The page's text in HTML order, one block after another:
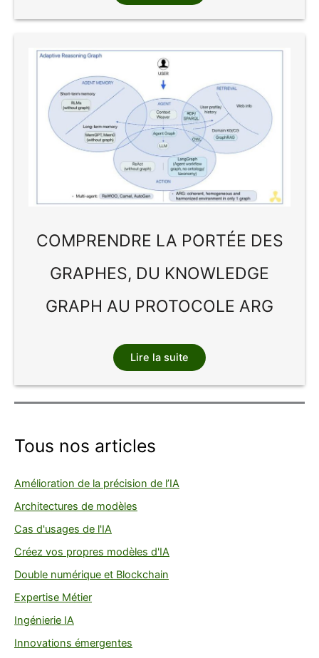
COMPRENDRE LA PORTÉE DES
GRAPHES, DU KNOWLEDGE
GRAPH AU PROTOCOLE ARG
Lire la suite
Tous nos articles
Amélioration de la précision de l’IA
Architectures de modèles
Cas d'usages de l'IA
Créez vos propres modèles d'IA
Double numérique et Blockchain
Expertise Métier
Ingénierie IA
Innovations émergentes